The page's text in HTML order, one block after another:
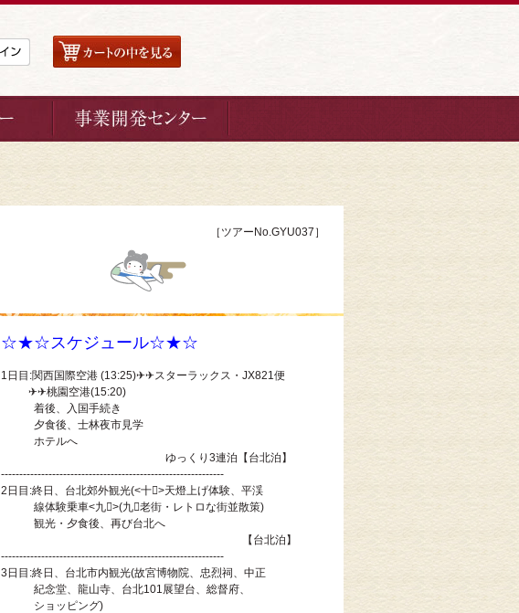
［ツアーNo.GYU037］
☆★☆スケジュール☆★☆
1日目:関西国際空港 (13:25)✈✈スターラックス・JX821便
✈✈桃園空港(15:20)
着後、入国手続き
夕食後、士林夜市見学
ホテルへ
ゆっくり3連泊【台北泊】
-------------------------------------------------------------
2日目:終日、台北郊外観光(<十>天燈上げ体験、平渓
線体験乗車<九>(九老街・レトロな街並散策)
観光・夕食後、再び台北へ
【台北泊】
-------------------------------------------------------------
3日目:終日、台北市内観光(故宮博物院、忠烈祠、中正
紀念堂、龍山寺、台北101展望台、総督府、
ショッピング)